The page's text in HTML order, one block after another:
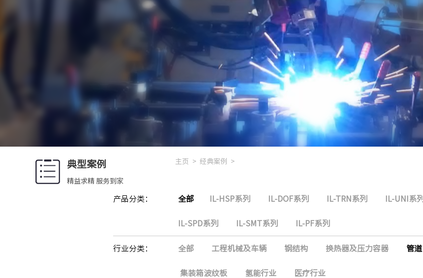
典型案例
精益求精 服务到家
主页 > 经典案例 >
产品分类： 全部 IL-HSP系列 IL-DOF系列 IL-TRN系列 IL-UNI系列
IL-SPD系列 IL-SMT系列 IL-PF系列
行业分类： 全部 工程机械及车辆 钢结构 换热器及压力容器 管道
集装箱波纹板 氢能行业 医疗行业